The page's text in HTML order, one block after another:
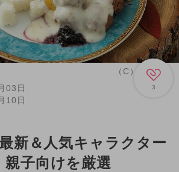
（C）Disney
3
03日
10日
新＆人気キャラクター
子向けを厳選